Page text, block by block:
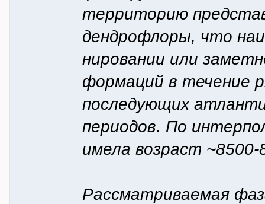
территорию
дендрофлоры, что
нировании или
формаций в течение
последующих
периодов. По
имела возраст ~8500-
Рассматриваемая